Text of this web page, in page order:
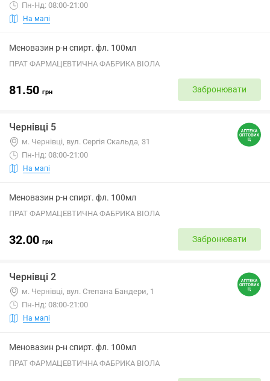
Пн-Нд: 08:00-21:00
На мапі
Меновазин р-н спирт. фл. 100мл
ПРАТ ФАРМАЦЕВТИЧНА ФАБРИКА ВІОЛА
81.50 грн Забронювати
Чернівці 5
м. Чернівці, вул. Сергія Скальда, 31
Пн-Нд: 08:00-21:00
На мапі
Меновазин р-н спирт. фл. 100мл
ПРАТ ФАРМАЦЕВТИЧНА ФАБРИКА ВІОЛА
32.00 грн Забронювати
Чернівці 2
м. Чернівці, вул. Степана Бандери, 1
Пн-Нд: 08:00-21:00
На мапі
Меновазин р-н спирт. фл. 100мл
ПРАТ ФАРМАЦЕВТИЧНА ФАБРИКА ВІОЛА